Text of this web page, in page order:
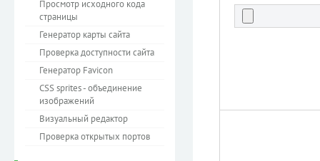
Просмотр исходного кода
страницы
Генератор карты сайта
Проверка доступности сайта
Генератор Favicon
CSS sprites - объединение
изображений
Визуальный редактор
Проверка открытых портов